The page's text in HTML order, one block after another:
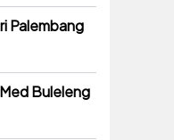
Palembang
Buleleng